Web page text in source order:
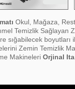
Okul, Mağaza,
Temizlik Sağlayan
sığabilecek
Zemin Temizlik
Makineleri Orjinal